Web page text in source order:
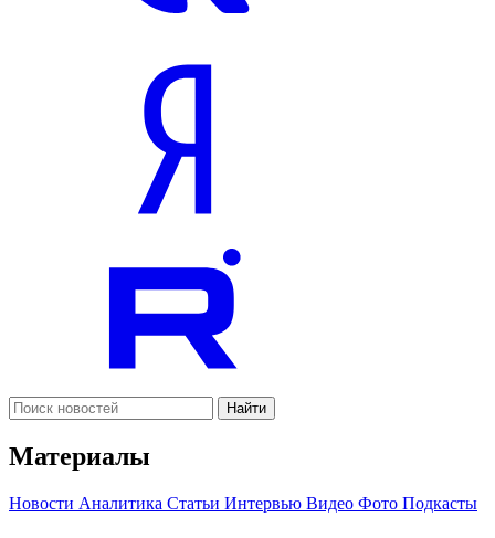
Найти
Материалы
Новости Аналитика Статьи Интервью Видео Фото Подкасты